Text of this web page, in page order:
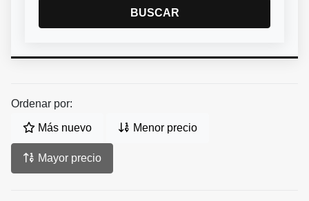
BUSCAR
Ordenar por:
Más nuevo Menor precio
Mayor precio